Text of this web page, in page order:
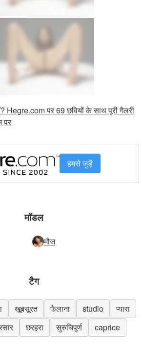
Hegre.com पर 69 छवियों के साथ पूरी गैलरी
पर
हमसे जुड़ें
मॉडल
मौज
टैग
खूबसूरत फैलाना studio
प्यारा
छरहरा सुरुचिपूर्ण caprice